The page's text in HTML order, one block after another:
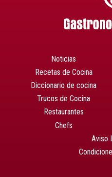
Noticias
Recetas de Cocina
Diccionario de cocina
Trucos de Cocina
Restaurantes
Chefs
Aviso